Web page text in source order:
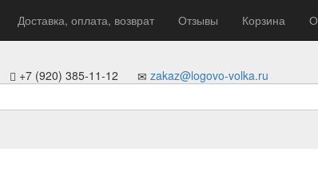
Доставка, оплата, возврат Отзывы Корзина
+7 (920) 385-11-12
zakaz@logovo-volka.ru